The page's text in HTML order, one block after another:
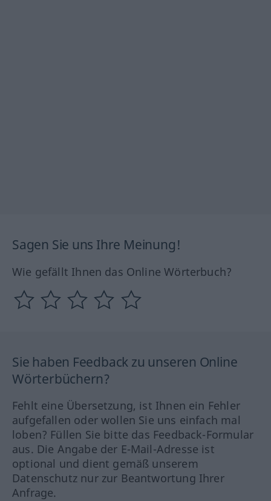
Sagen Sie uns Ihre Meinung!
Wie gefällt Ihnen das Online Wörterbuch?
Sie haben Feedback zu unseren Online
Wörterbüchern?
Fehlt eine Übersetzung, ist Ihnen ein Fehler
aufgefallen oder wollen Sie uns einfach mal
loben? Füllen Sie bitte das Feedback-Formular
aus. Die Angabe der E-Mail-Adresse ist
optional und dient gemäß unserem
Datenschutz nur zur Beantwortung Ihrer
Anfrage.